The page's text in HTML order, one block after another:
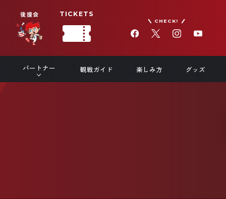
後援会 TICKETS
CHECK!
パートナー 観戦ガイド 楽しみ方 グッズ